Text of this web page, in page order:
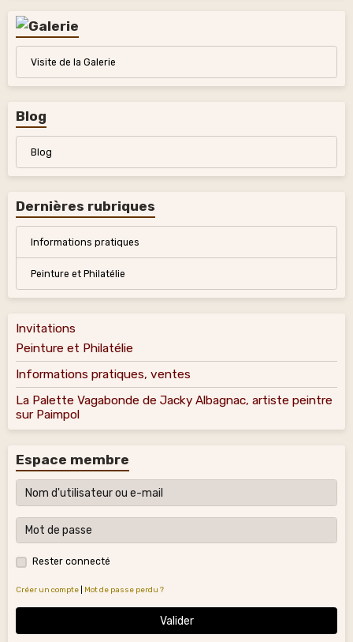
Visite de la Galerie
Blog
Blog
Dernières rubriques
Informations pratiques
Peinture et Philatélie
Invitations
Peinture et Philatélie
Informations pratiques, ventes
La Palette Vagabonde de Jacky Albagnac, artiste peintre
sur Paimpol
Espace membre
Rester connecté
Créer un compte Mot de passe perdu ?
Valider